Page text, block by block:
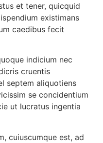
et tener, quicquid
existimans
caedibus fecit
indicium nec
cruentis
septem aliquotiens
se concidentium
ut lucratus ingentia
cuiuscumque est, ad